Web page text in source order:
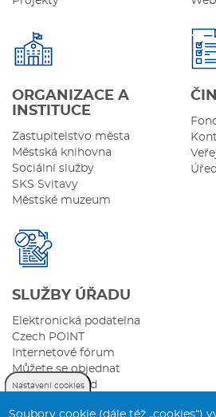
ORGANIZACE A
INSTITUCE
Zastupitelstvo města
Městská knihovna
Sociální služby
SKS Svitavy
Městské muzeum
SLUŽBY ÚŘADU
Elektronická podatelna
Czech POINT
Internetové fórum
Můžete se objednat
Sazebník úhrad
Nastavení cookies
Soubory cookie (dále též „cookies“)